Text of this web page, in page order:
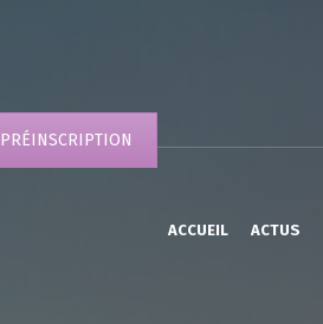
PRÉINSCRIPTION
ACCUEIL ACTUS